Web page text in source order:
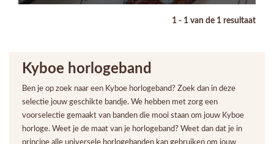
1 - 1 van de 1 resultaat
Kyboe horlogeband
Ben je op zoek naar een Kyboe horlogeband? Zoek dan in deze
selectie jouw geschikte bandje. We hebben met zorg een
voorselectie gemaakt van banden die mooi staan om jouw Kyboe
horloge. Weet je de maat van je horlogeband? Weet dan dat je in
principe alle universele horlogebanden kan gebruiken om jouw